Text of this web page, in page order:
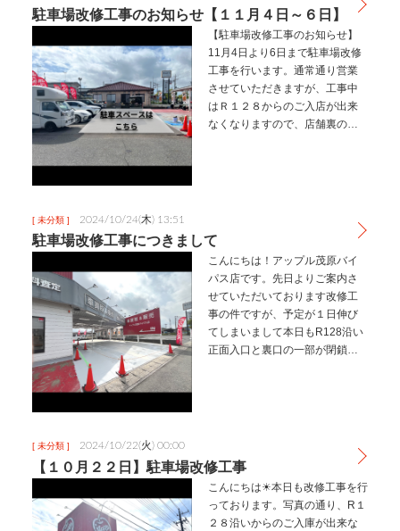
して参りますので変わらぬご愛
顧の程よろ…
駐車場改修工事のお知らせ【１１月４日～６日】
【駐車場改修工事のお知らせ】
11月4日より6日まで駐車場改修
工事を行います。通常通り営業
させていただきますが、工事中
はＲ１２８からのご入店が出来
なくなりますので、店舗裏の駐
[ 未分類 ] 2024/10/24(木) 13:51
駐車場改修工事につきまして
こんにちは！アップル茂原バイ
パス店です。先日よりご案内さ
せていただいております改修工
事の件ですが、予定が１日伸び
てしまいまして本日もR128沿い
正面入口と裏口の一部が閉鎖と
[ 未分類 ] 2024/10/22(火) 00:00
【１０月２２日】駐車場改修工事
こんにちは☀本日も改修工事を行
っております。写真の通り、R１
２８沿いからのご入庫が出来な